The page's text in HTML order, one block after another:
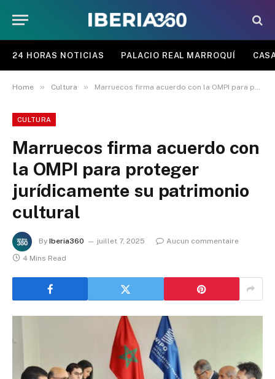
24 HORAS NOTICIAS PALACIO REAL MARROQUÍ
Home » Cultura » Marruecos firma acuerdo con la OMPI para proteger jurídicamente su patrimonio cultural
CULTURA
Marruecos firma acuerdo con
la OMPI para proteger
jurídicamente su patrimonio
cultural
By Iberia360 juillet 7, 2025
Aucun commentaire
4 Mins Read